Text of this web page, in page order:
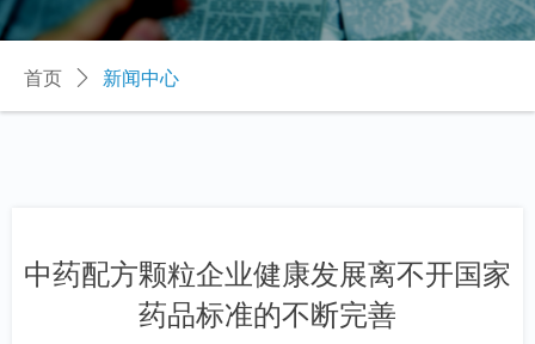
中药配方颗粒企业健康发展离不开国家
药品标准的不断完善
首页 ꄲ 新闻中心